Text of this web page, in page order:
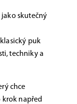
jako skutečný
puk
techniky a
chce
krok napřed